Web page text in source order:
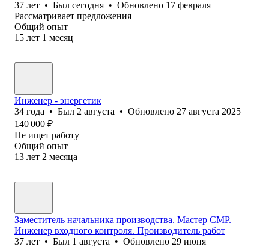
37 лет • Был сегодня • Обновлено 17 февраля
Рассматривает предложения
Общий опыт
15 лет 1 месяц
Инженер - энергетик
34 года • Был 2 августа • Обновлено 27 августа 2025
140 000 ₽
Не ищет работу
Общий опыт
13 лет 2 месяца
Заместитель начальника производства. Мастер СМР.
Инженер входного контроля. Производитель работ
37 лет • Был 1 августа • Обновлено 29 июня